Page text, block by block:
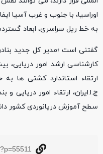
اوراسیا، با جنوب و غرب آسیا
به خط ریل سراسری، ابعاد
گفتنی است ؛مدیر کل جدید
ارتقاء استاندارد کشتی
ج.ا.ایران، ارتقاء امور دریایی
سطح آموزش دریانوردی کشور